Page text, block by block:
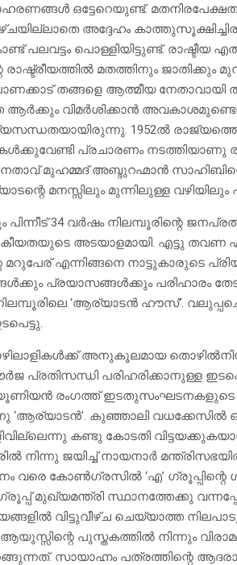
ഒട്ടേറെയുണ്ട്.
അദ്ദേഹം
പൊള്ളിയിട്ടുണ്ട്. രാഷ്ടീയ
മതത്തിനും ജാതിക്കും
തങ്ങളെ ആത്മീയ നേതാവായി
ആര്‍ക്കും വിമര്‍ശിക്കാന്‍
1952ല്‍
പ്രചാരണം നടത്തിയാണു
മുഹമ്മദ് അബ്ദുറഹ്മാന്‍
മനസ്സിലും മുന്നിലുള്ള വഴിയിലും
34 വര്‍ഷം നിലമ്പൂരിന്റെ
അടയാളമായി. എട്ടു
എന്നിങ്ങനെ നാട്ടുകാരുടെ
പ്രയാസങ്ങള്‍ക്കും പരിഹാരം
‘ആര്യാടന്‍ ഹൗസ്’.
അനുകൂലമായ
പ്രതിസന്ധി പരിഹരിക്കാനുള്ള
യൂണിയന്‍ രംഗത്ത് ഇടതുസംഘടനകളുടെ
കുഞ്ഞാലി വധക്കേസില്‍
കണ്ടു കോടതി
നിന്നു ജയിച്ച് നായനാര്‍
വരെ കോണ്‍ഗ്രസില്‍ ‘എ’
മുഖ്യമന്ത്രി സ്ഥാനത്തേക്കു
വിട്ടുവീഴ്ച ചെയ്യാത്ത
പുസ്തകത്തില്‍ നിന്നും
സായാഹ്നം പത്രത്തിന്റെ